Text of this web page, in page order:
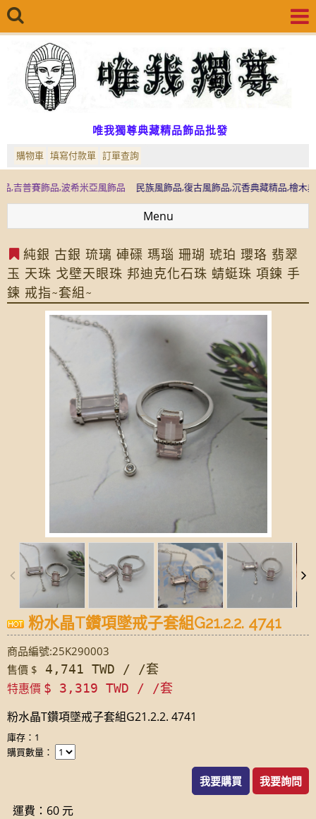
唯我獨尊典藏精品飾品批發
購物車 填寫付款單 訂單查詢
品,波希米亞風飾品 民族風飾品,復古風飾品,沉香典藏精品,檜木典藏精品,
Menu
純銀 古銀 琉璃 硨磲 瑪瑙 珊瑚 琥珀 瓔珞 翡翠
玉 天珠 戈壁天眼珠 邦迪克化石珠 蜻蜓珠 項鍊 手
鍊 戒指~套組~
粉水晶T鑽項墜戒子套組G21.2.2. 4741
商品編號:25K290003
售價 $ 4,741 TWD / /套
特惠價 $ 3,319 TWD / /套
粉水晶T鑽項墜戒子套組G21.2.2. 4741
庫存：1
購買數量：
我要購買 我要詢問
運費：60 元